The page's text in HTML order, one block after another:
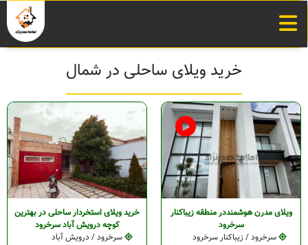
خرید ویلای ساحلی در شمال
ویلای مدرن هوشمنددر منطقه زیباکنار
سرخرود
سرخرود / زیباکنار سرخرود
خرید ویلای استخردار ساحلی در بهترین
کوچه درویش آباد سرخرود
سرخرود / درویش آباد